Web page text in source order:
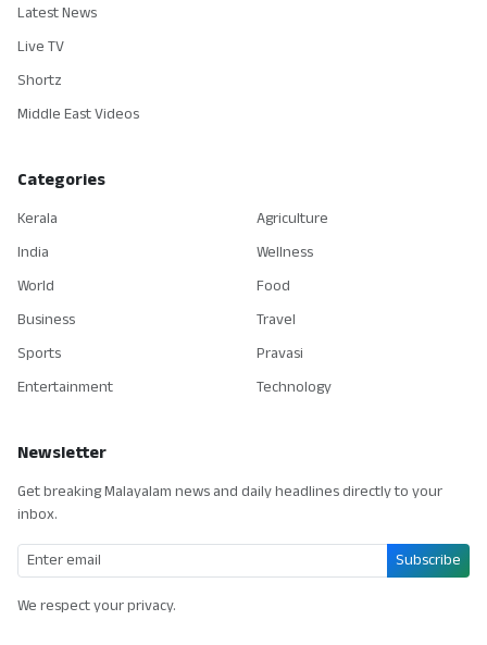
Latest News
Live TV
Shortz
Middle East Videos
Categories
Kerala
India
World
Business
Sports
Entertainment
Agriculture
Wellness
Food
Travel
Pravasi
Technology
Newsletter
Get breaking Malayalam news and daily headlines directly to your
inbox.
Subscribe
We respect your privacy.